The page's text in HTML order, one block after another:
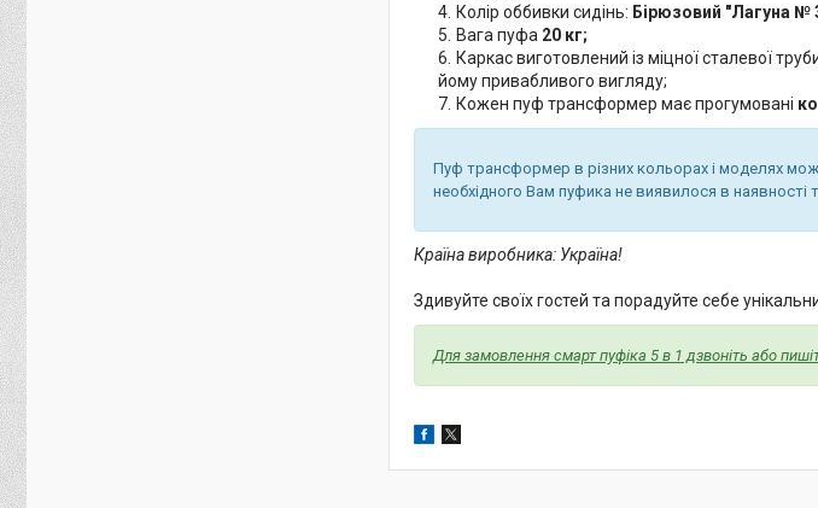
Колір оббивки сидінь: Бірюзовий "Лагуна №
Вага пуфа 20 кг;
Каркас виготовлений із міцної сталевої
йому привабливого вигляду;
Кожен пуф трансформер має прогумовані
Пуф трансформер в різних кольорах і моделях
необхідного Вам пуфика не виявилося в наявності
Країна виробника: Україна!
Здивуйте своїх гостей та порадуйте себе
Для замовлення смарт пуфіка 5 в 1 дзвоніть або